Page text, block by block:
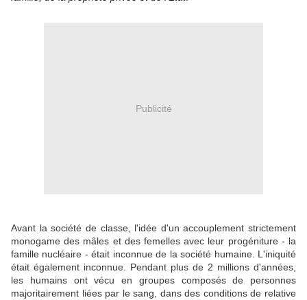
Publicité
Avant la société de classe, l'idée d'un accouplement strictement
monogame des mâles et des femelles avec leur progéniture - la
famille nucléaire - était inconnue de la société humaine. L'iniquité
était également inconnue. Pendant plus de 2 millions d'années,
les humains ont vécu en groupes composés de personnes
majoritairement liées par le sang, dans des conditions de relative